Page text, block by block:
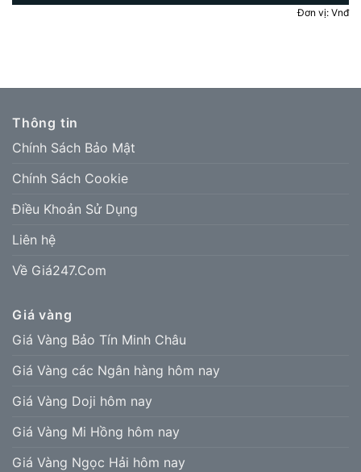
Đơn vị: Vnđ
Thông tin
Chính Sách Bảo Mật
Chính Sách Cookie
Điều Khoản Sử Dụng
Liên hệ
Về Giá247.Com
Giá vàng
Giá Vàng Bảo Tín Minh Châu
Giá Vàng các Ngân hàng hôm nay
Giá Vàng Doji hôm nay
Giá Vàng Mi Hồng hôm nay
Giá Vàng Ngọc Hải hôm nay